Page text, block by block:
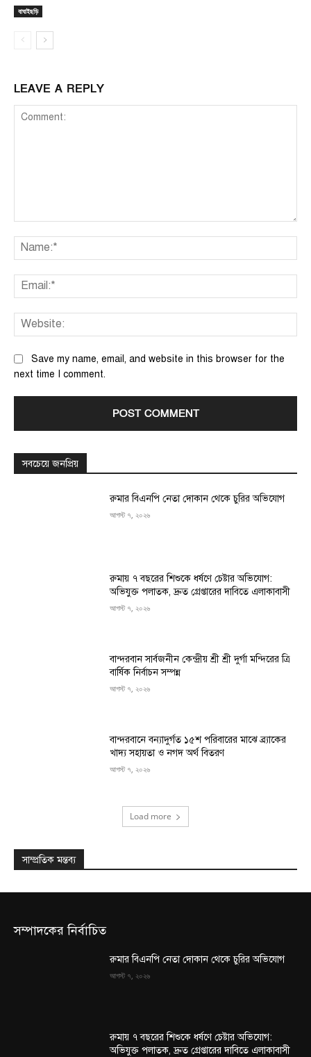
বাঘাইছড়ি
LEAVE A REPLY
Save my name, email, and website in this browser for the
next time I comment.
সবচেয়ে জনপ্রিয়
রুমার বিএনপি নেতা দোকান থেকে চুরির অভিযোগ
আগস্ট ৭, ২০২৬
রুমায় ৭ বছরের শিশুকে ধর্ষণে চেষ্টার অভিযোগ:
অভিযুক্ত পলাতক, দ্রুত গ্রেপ্তারের দাবিতে এলাকাবাসী
আগস্ট ৭, ২০২৬
বান্দরবান সার্বজনীন কেন্দ্রীয় শ্রী শ্রী দুর্গা মন্দিরের ত্রি
বার্ষিক নির্বাচন সম্পন্ন
আগস্ট ৭, ২০২৬
বান্দরবানে বন্যাদুর্গত ১৫শ পরিবারের মাঝে ব্র্যাকের
খাদ্য সহায়তা ও নগদ অর্থ বিতরণ
আগস্ট ৭, ২০২৬
Load more
সাম্প্রতিক মন্তব্য
সম্পাদকের নির্বাচিত
রুমার বিএনপি নেতা দোকান থেকে চুরির অভিযোগ
আগস্ট ৭, ২০২৬
রুমায় ৭ বছরের শিশুকে ধর্ষণে চেষ্টার অভিযোগ:
অভিযুক্ত পলাতক, দ্রুত গ্রেপ্তারের দাবিতে এলাকাবাসী